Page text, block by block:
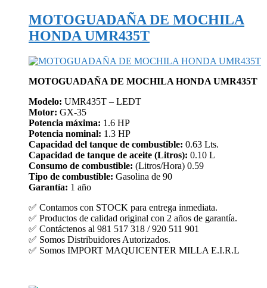
MOTOGUADAÑA DE MOCHILA
HONDA UMR435T
MOTOGUADAÑA DE MOCHILA HONDA UMR435T
Modelo: UMR435T – LEDT
Motor: GX-35
Potencia máxima: 1.6 HP
Potencia nominal: 1.3 HP
Capacidad del tanque de combustible: 0.63 Lts.
Capacidad de tanque de aceite (Litros): 0.10 L
Consumo de combustible: (Litros/Hora) 0.59
Tipo de combustible: Gasolina de 90
Garantía: 1 año
✅ Contamos con STOCK para entrega inmediata.
✅ Productos de calidad original con 2 años de garantía.
✅ Contáctenos al 981 517 318 / 920 511 901
✅ Somos Distribuidores Autorizados.
✅ Somos IMPORT MAQUICENTER MILLA E.I.R.L